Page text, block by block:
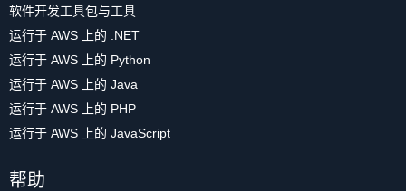
软件开发工具包与工具
运行于 AWS 上的 .NET
运行于 AWS 上的 Python
运行于 AWS 上的 Java
运行于 AWS 上的 PHP
运行于 AWS 上的 JavaScript
帮助